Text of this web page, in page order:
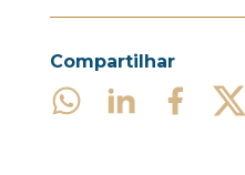
Compartilhar